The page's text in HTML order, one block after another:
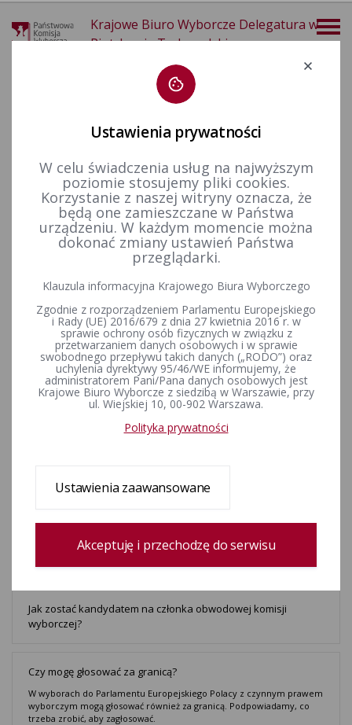
Krajowe Biuro Wyborcze Delegatura w
Piotrkowie Trybunalskim
Informacje prasowe
Życzenia Wielkanocne
Coraz bliżej finału konkursu "Wybieram Wybory"
Już jutro debata w polskim Biurze Parlamentu Europejskiego o
uprawnieniach osób niepełnosprawnych
Zarządu Stowarzyszenia Europejskich Urzędników
Prezentacja raportu finansowego oraz realizacji Planu Strategicznego
Stowarzyszenia Europejskich Urzędników Wyborczych (ACEEEO), które
Jak zostać kandydatem na członka obwodowej komisji
wyborczej?
Czy mogę głosować za granicą?
W wyborach do Parlamentu Europejskiego Polacy z czynnym prawem
wyborczym mogą głosować również za granicą. Podpowiadamy, co
trzeba zrobić, aby zagłosować.
Ustawienia prywatności
W celu świadczenia usług na najwyższym
poziomie stosujemy pliki cookies.
Korzystanie z naszej witryny oznacza, że
będą one zamieszczane w Państwa
urządzeniu. W każdym momencie można
dokonać zmiany ustawień Państwa
przeglądarki.
Klauzula informacyjna Krajowego Biura Wyborczego
Zgodnie z rozporządzeniem Parlamentu Europejskiego
i Rady (UE) 2016/679 z dnia 27 kwietnia 2016 r. w
sprawie ochrony osób fizycznych w związku z
przetwarzaniem danych osobowych i w sprawie
swobodnego przepływu takich danych („RODO”) oraz
uchylenia dyrektywy 95/46/WE informujemy, że
administratorem Pani/Pana danych osobowych jest
Krajowe Biuro Wyborcze z siedzibą w Warszawie, przy
ul. Wiejskiej 10, 00-902 Warszawa.
Polityka prywatności
Ustawienia zaawansowane
Akceptuję i przechodzę do serwisu